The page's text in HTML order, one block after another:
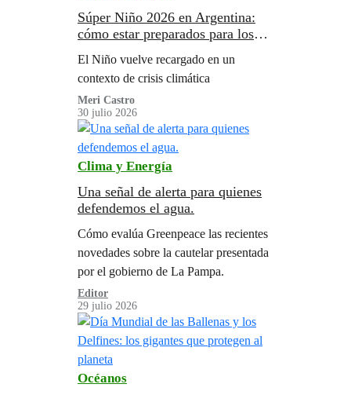
Súper Niño 2026 en Argentina:
cómo estar preparados para los
de los últimos 50 años
El Niño vuelve recargado en un
contexto de crisis climática
Meri Castro
30 julio 2026
Clima y Energía
Una señal de alerta para quienes
defendemos el agua.
Cómo evalúa Greenpeace las recientes
novedades sobre la cautelar presentada
por el gobierno de La Pampa.
Editor
29 julio 2026
Océanos